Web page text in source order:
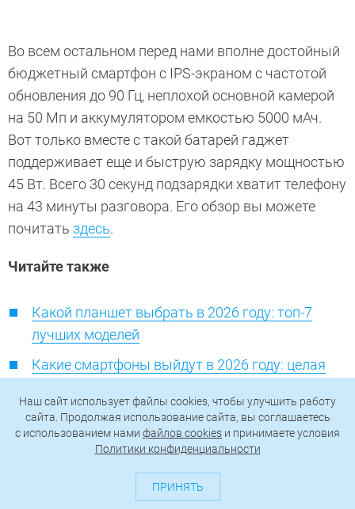
Во всем остальном перед нами вполне достойный
бюджетный смартфон с IPS-экраном с частотой
обновления до 90 Гц, неплохой основной камерой
на 50 Мп и аккумулятором емкостью 5000 мАч.
Вот только вместе с такой батарей гаджет
поддерживает еще и быструю зарядку мощностью
45 Вт. Всего 30 секунд подзарядки хватит телефону
на 43 минуты разговора. Его обзор вы можете
почитать здесь.
Читайте также
Какой планшет выбрать в 2026 году: топ-7
лучших моделей
Какие смартфоны выйдут в 2026 году: целая
Наш сайт использует файлы cookies, чтобы улучшить работу
сайта. Продолжая использование сайта, вы соглашаетесь
c использованием нами файлов cookies и принимаете условия
Политики конфиденциальности
ПРИНЯТЬ